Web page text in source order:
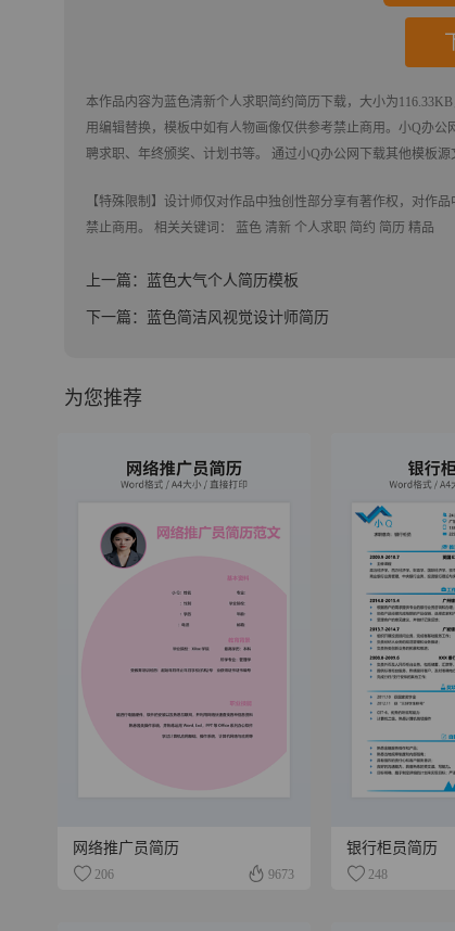
本作品内容为蓝色清新个人求职简约简历下载，大小为
用编辑替换，模板中如有人物画像仅供参考禁止商用。 小Q办公
聘求职、年终颁奖、计划书等。 通过小Q办公网下载其他模板源
【特殊限制】设计师仅对作品中独创性部分享有著作权，对作
禁止商用。 相关关键词： 蓝色 清新 个人求职 简约 简历 精品
上一篇：蓝色大气个人简历模板
下一篇：蓝色简洁风视觉设计师简历
为您推荐
网络推广员简历
206 9673
银行柜员简历
248